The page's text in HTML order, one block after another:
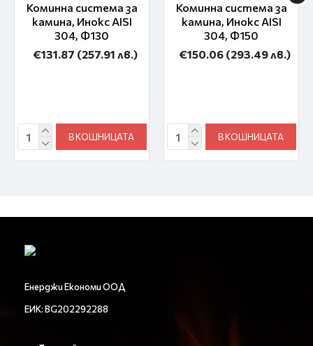
Коминна система за
камина, Инокс AISI
304, Ф130
€131.87 (257.91 лв.)
В КОШНИЦАТА
Коминна система за
камина, Инокс AISI
304, Ф150
€150.06 (293.49 лв.)
В КОШНИЦАТА
Енерджи Економи ООД
ЕИК: BG202292288